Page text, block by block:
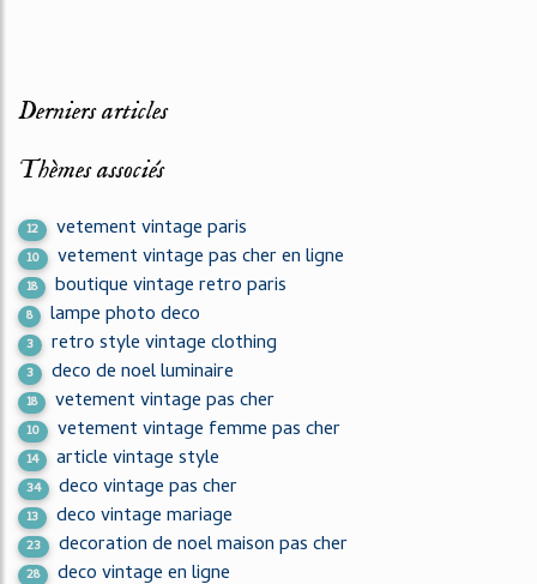
Derniers articles
Thèmes associés
12 vetement vintage paris
10 vetement vintage pas cher en ligne
18 boutique vintage retro paris
8 lampe photo deco
3 retro style vintage clothing
3 deco de noel luminaire
18 vetement vintage pas cher
10 vetement vintage femme pas cher
14 article vintage style
34 deco vintage pas cher
13 deco vintage mariage
23 decoration de noel maison pas cher
28 deco vintage en ligne